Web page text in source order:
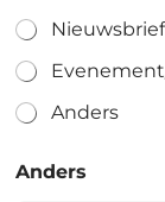
Nieuwsbrief
Anders
Anders